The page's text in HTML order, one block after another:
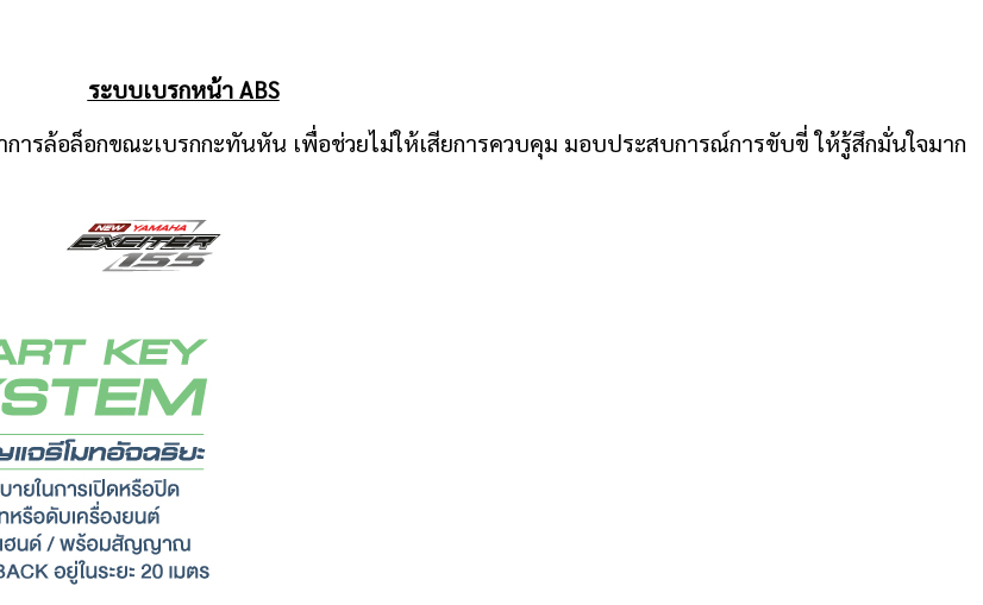
ระบบเบรกหน้า ABS
ารล้อล็อกขณะเบรกกะทันหัน เพื่อช่วยไม่ให้เสียการควบคุม มอบประสบการณ์การขับขี่ ให้รู้สึกมั่นใจมาก